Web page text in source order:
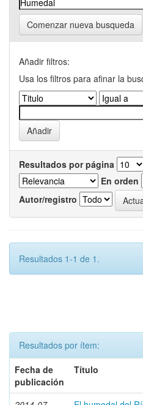
Comenzar nueva busqueda
Añadir filtros:
Usa los filtros para afinar la
Resultados por página
En orden
Autor/registro
Resultados 1-1 de 1.
Resultados por ítem:
Fecha de
publicación
Título